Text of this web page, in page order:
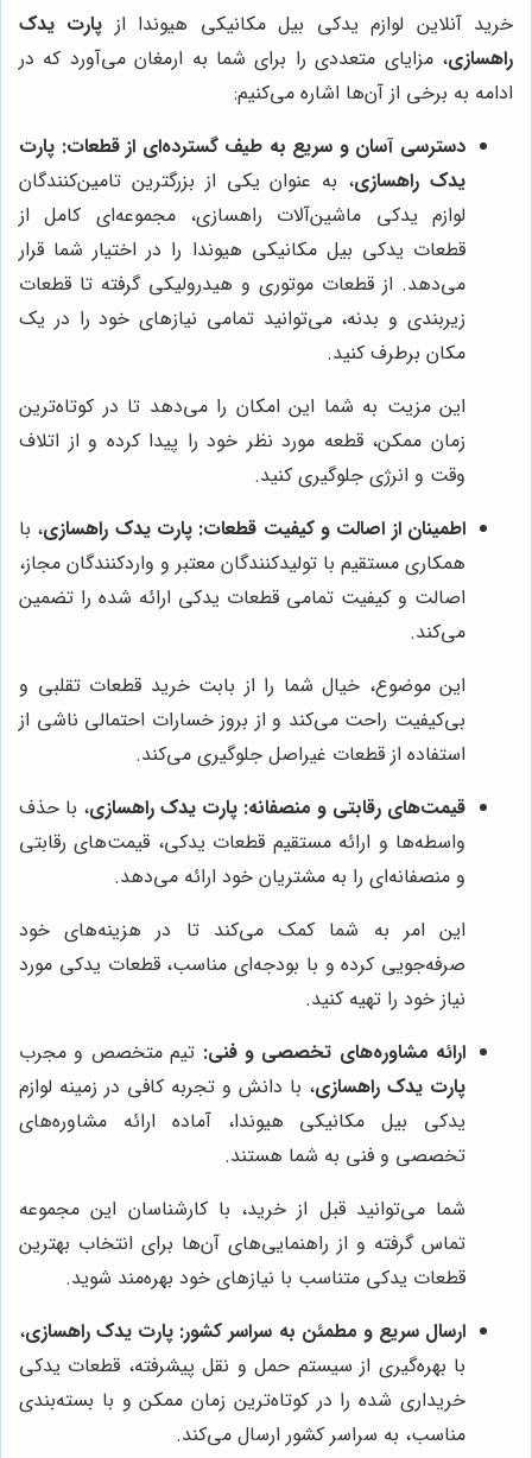
خرید آنلاین لوازم یدکی بیل مکانیکی هیوندا از پارت یدک
راهسازی، مزایای متعددی را برای شما به ارمغان می‌آورد که در
ادامه به برخی از آن‌ها اشاره می‌کنیم:
دسترسی آسان و سریع به طیف گسترده‌ای از قطعات: پارت
یدک راهسازی، به عنوان یکی از بزرگترین تامین‌کنندگان
لوازم یدکی ماشین‌آلات راهسازی، مجموعه‌ای کامل از
قطعات یدکی بیل مکانیکی هیوندا را در اختیار شما قرار
می‌دهد. از قطعات موتوری و هیدرولیکی گرفته تا قطعات
زیربندی و بدنه، می‌توانید تمامی نیازهای خود را در یک
مکان برطرف کنید.
این مزیت به شما این امکان را می‌دهد تا در کوتاه‌ترین
زمان ممکن، قطعه مورد نظر خود را پیدا کرده و از اتلاف
وقت و انرژی جلوگیری کنید.
اطمینان از اصالت و کیفیت قطعات: پارت یدک راهسازی، با
همکاری مستقیم با تولیدکنندگان معتبر و واردکنندگان مجاز،
اصالت و کیفیت تمامی قطعات یدکی ارائه شده را تضمین
می‌کند.
این موضوع، خیال شما را از بابت خرید قطعات تقلبی و
بی‌کیفیت راحت می‌کند و از بروز خسارات احتمالی ناشی از
استفاده از قطعات غیراصل جلوگیری می‌کند.
قیمت‌های رقابتی و منصفانه: پارت یدک راهسازی، با حذف
واسطه‌ها و ارائه مستقیم قطعات یدکی، قیمت‌های رقابتی
و منصفانه‌ای را به مشتریان خود ارائه می‌دهد.
این امر به شما کمک می‌کند تا در هزینه‌های خود
صرفه‌جویی کرده و با بودجه‌ای مناسب، قطعات یدکی مورد
نیاز خود را تهیه کنید.
ارائه مشاوره‌های تخصصی و فنی: تیم متخصص و مجرب
پارت یدک راهسازی، با دانش و تجربه کافی در زمینه لوازم
یدکی بیل مکانیکی هیوندا، آماده ارائه مشاوره‌های
تخصصی و فنی به شما هستند.
شما می‌توانید قبل از خرید، با کارشناسان این مجموعه
تماس گرفته و از راهنمایی‌های آن‌ها برای انتخاب بهترین
قطعات یدکی متناسب با نیازهای خود بهره‌مند شوید.
ارسال سریع و مطمئن به سراسر کشور: پارت یدک راهسازی،
با بهره‌گیری از سیستم حمل و نقل پیشرفته، قطعات یدکی
خریداری شده را در کوتاه‌ترین زمان ممکن و با بسته‌بندی
مناسب، به سراسر کشور ارسال می‌کند.